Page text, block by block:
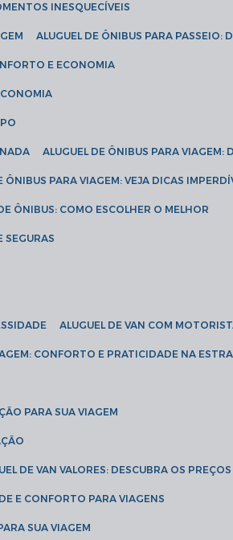
INESQUECÍVEIS
ALUGUEL DE ÔNIBUS PARA PASSEIO:
E ECONOMIA
ALUGUEL DE ÔNIBUS PARA VIAGEM:
ÔNIBUS PARA VIAGEM: VEJA DICAS
DE ÔNIBUS: COMO ESCOLHER O MELHOR
SEGURAS
ALUGUEL DE VAN COM
CONFORTO E PRATICIDADE NA
PARA SUA VIAGEM
DE VAN VALORES: DESCUBRA OS PREÇOS
E CONFORTO PARA VIAGENS
SUA VIAGEM